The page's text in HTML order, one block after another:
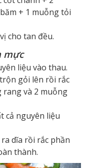
+ 1 muỗng tỏi
cho tan đều.
mực
liệu vào thau.
gỏi lên rồi rắc
rang và 2 muỗng
cả nguyên liệu
dĩa rồi rắc phần
thành.